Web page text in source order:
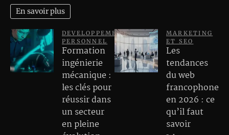
En savoir plus
DEVELOPPEMENT
PERSONNEL
Formation
ingénierie
mécanique :
les clés pour
réussir dans
un secteur
en pleine
MARKETING
ET SEO
Les
tendances
du web
francophone
en 2026 : ce
qu’il faut
savoir